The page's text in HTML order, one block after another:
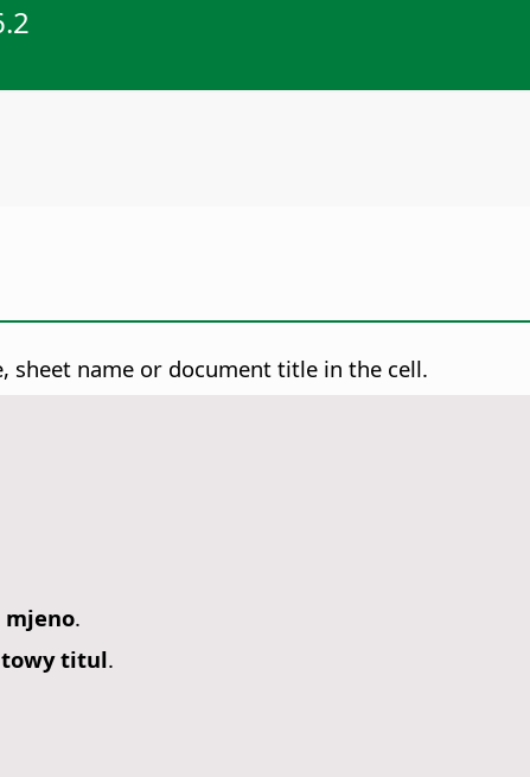
sheet name or document title in the cell.
mjeno.
titul.